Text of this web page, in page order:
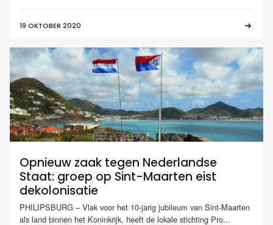
19 OKTOBER 2020
Opnieuw zaak tegen Nederlandse
Staat: groep op Sint-Maarten eist
dekolonisatie
PHILIPSBURG – Vlak voor het 10-jarig jubileum van Sint-Maarten
als land binnen het Koninkrijk, heeft de lokale stichting Pro...